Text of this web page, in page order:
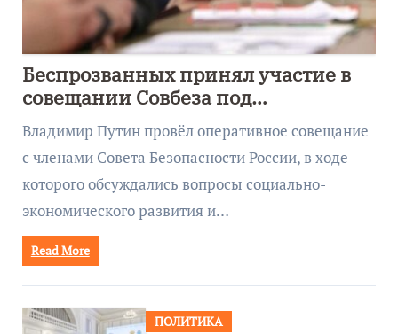
Беспрозванных принял участие в
совещании Совбеза под
руководством Путина
Владимир Путин провёл оперативное совещание
с членами Совета Безопасности России, в ходе
которого обсуждались вопросы социально-
экономического развития и…
Read More
ПОЛИТИКА